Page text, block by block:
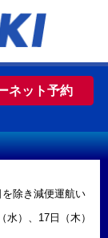
ネット予約
除き減便運航い
）、17日（木）